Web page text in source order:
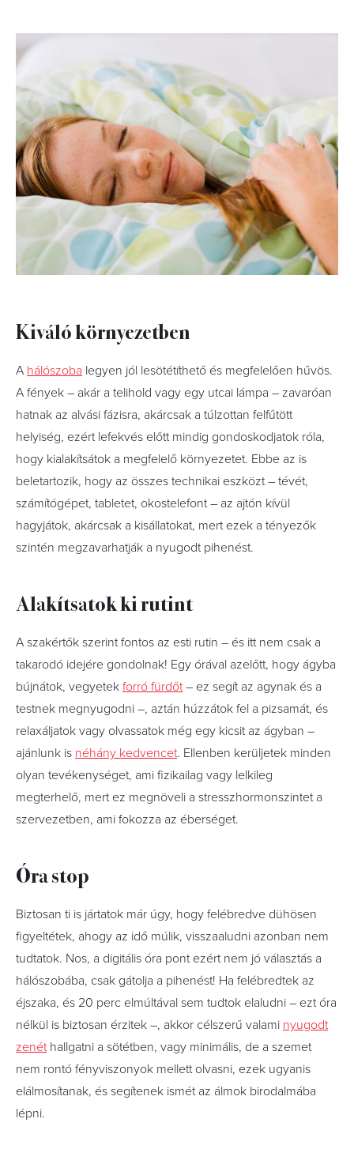
Kiváló környezetben
A hálószoba legyen jól lesötétíthető és megfelelően hűvös.
A fények ­­– akár a telihold vagy egy utcai lámpa – zavaróan
hatnak az alvási fázisra, akárcsak a túlzottan felfűtött
helyiség, ezért lefekvés előtt mindig gondoskodjatok róla,
hogy kialakítsátok a megfelelő környezetet. Ebbe az is
beletartozik, hogy az összes technikai eszközt – tévét,
számítógépet, tabletet, okostelefont – az ajtón kívül
hagyjátok, akárcsak a kisállatokat, mert ezek a tényezők
szintén megzavarhatják a nyugodt pihenést.
Alakítsatok ki rutint
A szakértők szerint fontos az esti rutin – és itt nem csak a
takarodó idejére gondolnak! Egy órával azelőtt, hogy ágyba
bújnátok, vegyetek forró fürdőt– ez segít az agynak és a
testnek megnyugodni –, aztán húzzátok fel a pizsamát, és
relaxáljatok vagy olvassatok még egy kicsit az ágyban –
ajánlunk is néhány kedvencet. Ellenben kerüljetek minden
olyan tevékenységet, ami fizikailag vagy lelkileg
megterhelő, mert ez megnöveli a stresszhormonszintet a
szervezetben, ami fokozza az éberséget.
Óra stop
Biztosan ti is jártatok már úgy, hogy felébredve dühösen
figyeltétek, ahogy az idő múlik, visszaaludni azonban nem
tudtatok. Nos, a digitális óra pont ezért nem jó választás a
hálószobába, csak gátolja a pihenést! Ha felébredtek az
éjszaka, és 20 perc elmúltával sem tudtok elaludni – ezt óra
nélkül is biztosan érzitek –, akkor célszerű valami nyugodt
zenéthallgatni a sötétben, vagy minimális, de a szemet
nem rontó fényviszonyok mellett olvasni, ezek ugyanis
elálmosítanak, és segítenek ismét az álmok birodalmába
lépni.